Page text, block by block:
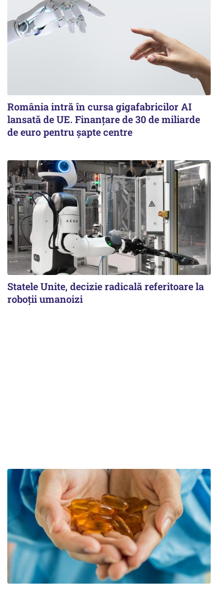
România intră în cursa gigafabricilor AI
lansată de UE. Finanțare de 30 de miliarde
de euro pentru șapte centre
Statele Unite, decizie radicală referitoare la
roboții umanoizi